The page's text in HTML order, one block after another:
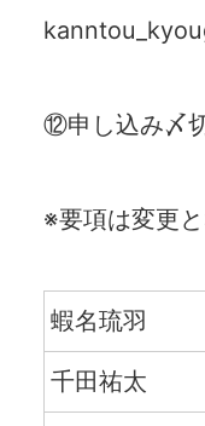
⑫申し込み〆
※要項は変更
蝦名琉羽
千田祐太